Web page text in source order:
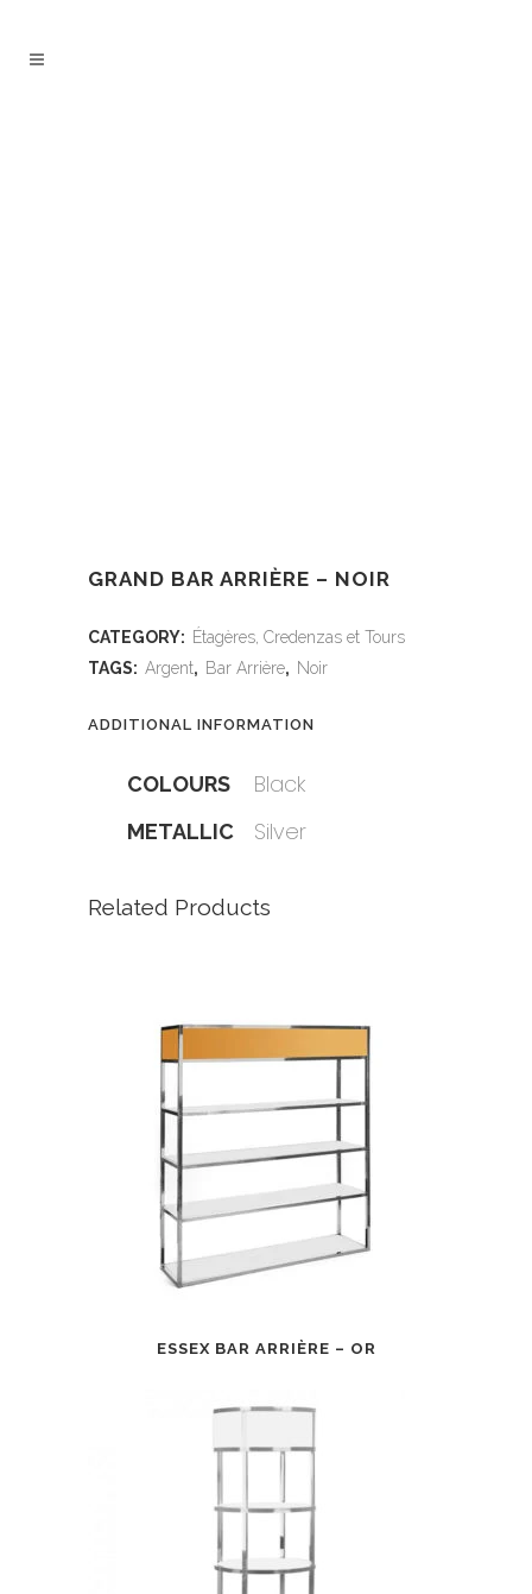
GRAND BAR ARRIÈRE – NOIR
CATEGORY: Étagères, Credenzas et Tours
TAGS: Argent, Bar Arrière, Noir
ADDITIONAL INFORMATION
COLOURS Black
METALLIC Silver
Related Products
ESSEX BAR ARRIÈRE – OR